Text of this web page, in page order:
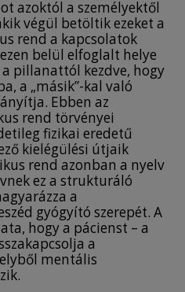
azoktól a személyektől
végül betöltik ezeket a
rend a kapcsolatok
belül elfoglalt helye
pillanattól kezdve, hogy
a „másik”-kal való
Ebben az
rend törvényei
fizikai eredetű
kielégülési útjaik
rend azonban a nyelv
ez a strukturáló
a
gyógyító szerepét. A
hogy a pácienst – a
a
mentális